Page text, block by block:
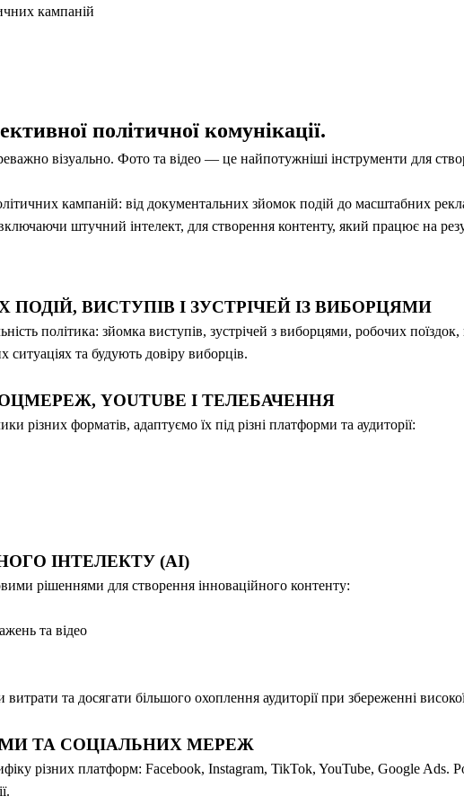
кампаній
політичної комунікації.
візуально. Фото та відео — це найпотужніші інструменти для
кампаній: від документальних зйомок подій до масштабних
включаючи штучний інтелект, для створення контенту, який працює на
ВИСТУПІВ І ЗУСТРІЧЕЙ ІЗ ВИБОРЦЯМИ
політика: зйомка виступів, зустрічей з виборцями, робочих
ситуаціях та будують довіру виборців.
YOUTUBE І ТЕЛЕБАЧЕННЯ
різних форматів, адаптуємо їх під різні платформи та аудиторії:
ІНТЕЛЕКТУ (АІ)
рішеннями для створення інноваційного контенту:
та відео
та досягати більшого охоплення аудиторії при збереженні високої
ТА СОЦІАЛЬНИХ МЕРЕЖ
різних платформ: Facebook, Instagram, TikTok, YouTube, Google